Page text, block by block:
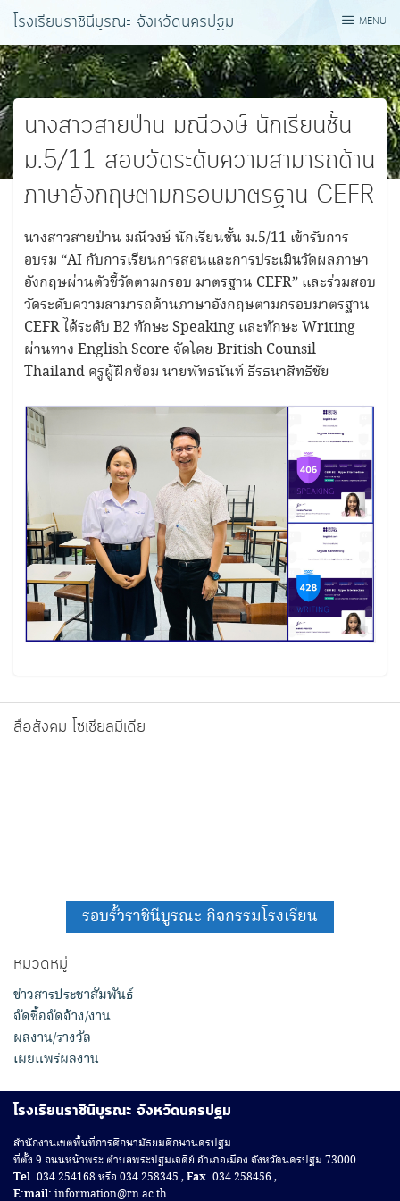
Skip
content
โรงเรียนราชินีบูรณะ จังหวัดนครปฐม MENU
นางสาวสายป่าน มณีวงษ์ นักเรียนชั้น
ม.5/11 สอบวัดระดับความสามารถด้าน
ภาษาอังกฤษตามกรอบมาตรฐาน CEFR
นางสาวสายป่าน มณีวงษ์ นักเรียนชั้น ม.5/11 เข้ารับการ
อบรม “AI กับการเรียนการสอนและการประเมินวัดผลภาษา
อังกฤษผ่านตัวชี้วัดตามกรอบ มาตรฐาน CEFR” และร่วมสอบ
วัดระดับความสามารถด้านภาษาอังกฤษตามกรอบมาตรฐาน
CEFR ได้ระดับ B2 ทักษะ Speaking และทักษะ Writing
ผ่านทาง English Score จัดโดย British Counsil
Thailand ครูผู้ฝึกซ้อม นายพัทธนันท์ ธีรธนาสิทธิชัย
สื่อสังคม โซเชียลมีเดีย
รอบรั้วราชินีบูรณะ กิจกรรมโรงเรียน
หมวดหมู่
ข่าวสารประชาสัมพันธ์
จัดซื้อจัดจ้าง/งาน
ผลงาน/รางวัล
เผยแพร่ผลงาน
โรงเรียนราชินีบูรณะ จังหวัดนครปฐม
สํานักงานเขตพื้นที่การศึกษามัธยมศึกษานครปฐม
ที่ตั้ง 9 ถนนหน้าพระ ตำบลพระปฐมเจดีย์ อำเภอเมือง จังหวัดนครปฐม 73000
Tel. 034 254168 หรือ 034 258345 ,Fax. 034 258456 ,
E:mail: information@rn.ac.th